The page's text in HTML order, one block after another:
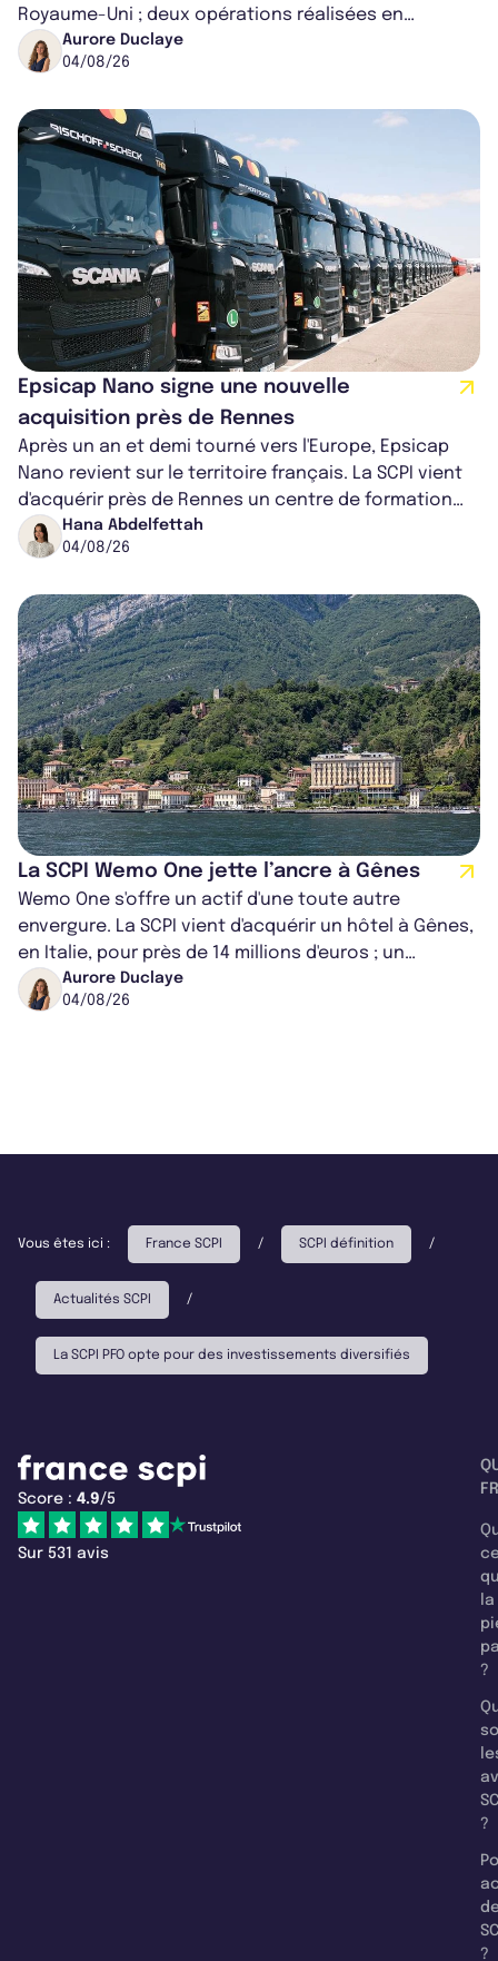
Royaume-Uni ; deux opérations réalisées en
partenariat. Ces co-acquisitions permettent a...
Aurore Duclaye
04/08/26
Epsicap Nano signe une nouvelle
acquisition près de Rennes
Après un an et demi tourné vers l'Europe, Epsicap
Nano revient sur le territoire français. La SCPI vient
d'acquérir près de Rennes un centre de formation
pour conducteurs poids lou...
Hana Abdelfettah
04/08/26
La SCPI Wemo One jette l’ancre à Gênes
Wemo One s'offre un actif d'une toute autre
envergure. La SCPI vient d'acquérir un hôtel à Gênes,
en Italie, pour près de 14 millions d'euros ; un
montant qui fait entorse avec ses...
Aurore Duclaye
04/08/26
Vous êtes ici : France SCPI / SCPI définition /
Actualités SCPI /
La SCPI PFO opte pour des investissements diversifiés
Score : 4.9/5
Sur 531 avis
la
?
?
?